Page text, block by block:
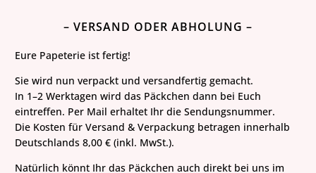
– VERSAND ODER ABHOLUNG –
Eure Papeterie ist fertig!
Sie wird nun verpackt und versandfertig gemacht.
In 1–2 Werktagen wird das Päckchen dann bei Euch
eintreffen. Per Mail erhaltet Ihr die Sendungsnummer.
Die Kosten für Versand & Verpackung betragen innerhalb
Deutschlands 8,00 € (inkl. MwSt.).
Natürlich könnt Ihr das Päckchen auch direkt bei uns im